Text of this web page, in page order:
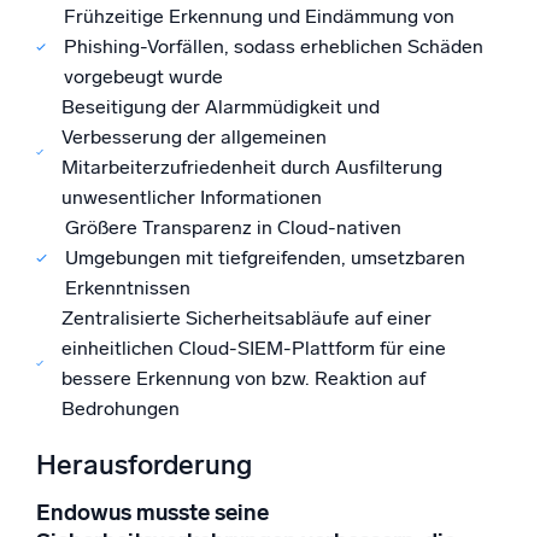
Frühzeitige Erkennung und Eindämmung von
Phishing-Vorfällen, sodass erheblichen Schäden
vorgebeugt wurde
Beseitigung der Alarmmüdigkeit und
Verbesserung der allgemeinen
Mitarbeiterzufriedenheit durch Ausfilterung
unwesentlicher Informationen
Größere Transparenz in Cloud-nativen
Umgebungen mit tiefgreifenden, umsetzbaren
Erkenntnissen
Zentralisierte Sicherheitsabläufe auf einer
einheitlichen Cloud-SIEM-Plattform für eine
bessere Erkennung von bzw. Reaktion auf
Bedrohungen
Herausforderung
Endowus musste seine